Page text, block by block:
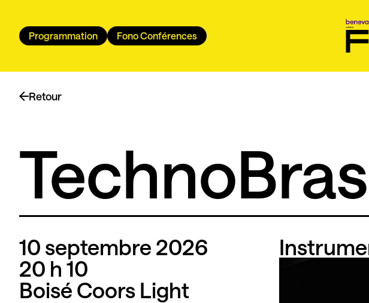
Programmation Fono Conférences
Retour
10 septembre 2026
20 h 10
Boisé Coors Light